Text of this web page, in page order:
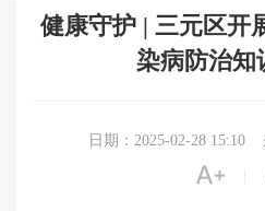
健康守护 | 三元区开
染病防治知
日期：2025-02-28 15:10
